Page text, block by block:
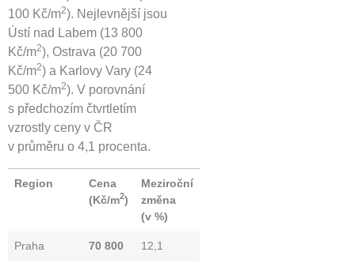
100 Kč/m2). Nejlevnější jsou
Ústí nad Labem (13 800
Kč/m2), Ostrava (20 700
Kč/m2) a Karlovy Vary (24
500 Kč/m2). V porovnání
s předchozím čtvrtletím
vzrostly ceny v ČR
v průměru o 4,1 procenta.
Region
Cena
(Kč/m2)
Meziroční
změna
(v %)
Praha 70 800 12,1